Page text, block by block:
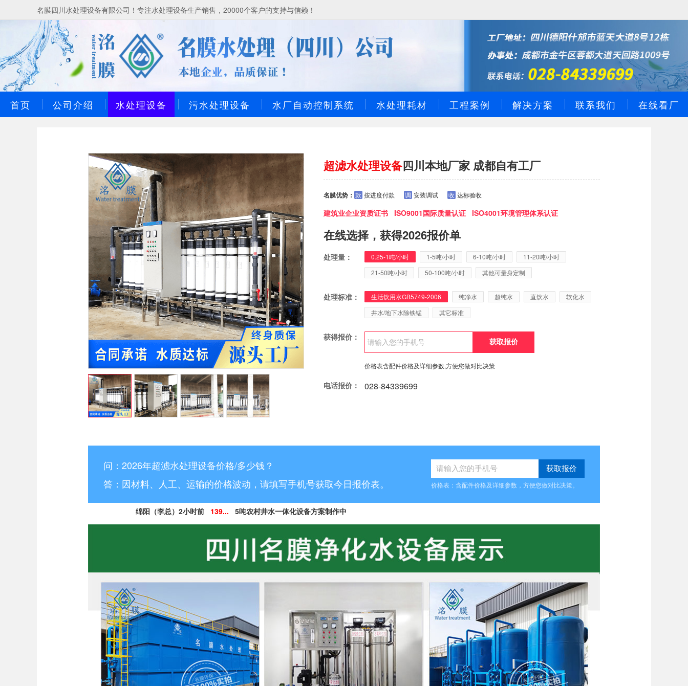
名膜四川水处理设备有限公司！专注水处理设备生产销售，20000个客户的支持与信赖！
首页 公司介绍 水处理设备 污水处理设备 水厂自动控制系统 水处理耗材 工程案例 解决方案 联系我们 在线看厂
超滤水处理设备四川本地厂家 成都自有工厂
名膜优势： 款 按进度付款 调 安装调试 收 达标验收
建筑业企业资质证书 ISO9001国际质量认证 ISO4001环境管理体系认证
在线选择，获得2026报价单
处理量： 0.25-1吨/小时 1-5吨/小时 6-10吨/小时
11-20吨/小时
21-50吨/小时
50-100吨/小时 其他可量身定制
处理标准： 生活饮用水GB5749-2006 纯净水 超纯水 直饮水
软化水
井水/地下水除铁锰
其它标准
获得报价：
价格表含配件价格及详细参数,方便您做对比决策
电话报价： 028-84339699
问：2026年超滤水处理设备价格/多少钱？
答：因材料、人工、运输的价格波动，请填写手机号获取今日报价表。
价格表：含配件价格及详细参数，方便您做对比决策。
绵阳（李总）2小时前 139...
5吨农村井水一体化设备方案制作中
成都（王先生）6小时前 138... 10吨学校用水设备报价已发送
德阳（戴总）7小时前 188...
1吨超纯水产品参数表已发送
成都青白江（李经理）1天前 158...
6吨小型软水处理设备合同已签订
简阳（何总）2天前
重庆（林女士）2天前
5吨/每小时直饮水设备已发货
达州（季总）2天前 152... 50吨生活饮用水处理报价表已发送
广元（杨经理）3天前
159...
5吨/小时除铁锰井水设备报价单已发送
南充（陈经理）3天前
183... 地下井水处理设备合同已签订